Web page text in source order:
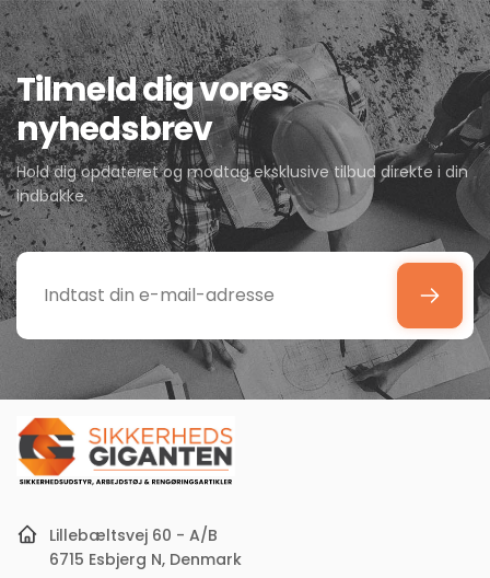
Tilmeld dig vores
nyhedsbrev
Hold dig opdateret og modtag eksklusive tilbud direkte i din
indbakke.
Indtast
e-
mail-
adresse
Lillebæltsvej 60 - A/B
6715 Esbjerg N, Denmark